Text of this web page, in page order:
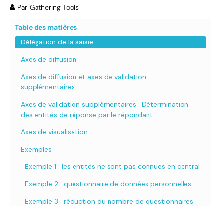
Par Gathering Tools
Table des matières
Délégation de la saisie
Axes de diffusion
Axes de diffusion et axes de validation
supplémentaires
Axes de validation supplémentaires : Détermination
des entités de réponse par le répondant
Axes de visualisation
Exemples
Exemple 1 : les entités ne sont pas connues en central
Exemple 2 : questionnaire de données personnelles
Exemple 3 : réduction du nombre de questionnaires